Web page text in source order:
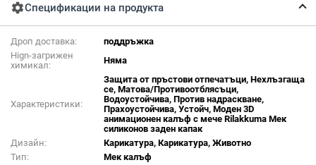
settingsСпецификации на продукта
Дроп доставка:
поддръжка
Hign-загрижен
химикал:
Няма
Характеристики:
Защита от пръстови отпечатъци, Нехлъзгаща
се, Матова/Противоотблясъци,
Водоустойчива, Против надраскване,
Прахоустойчива, Устойч, Моден 3D
анимационен калъф с мече Rilakkuma Мек
силиконов заден капак
Дизайн:
Карикатура, Карикатура, Животно
Тип:
Мек калъф